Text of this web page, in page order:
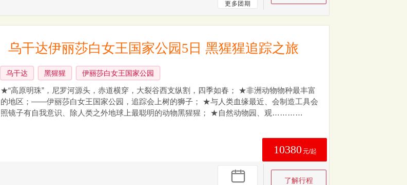
更多团期
乌干达伊丽莎白女王国家公园5日 黑猩猩追踪之旅
乌干达 黑猩猩 伊丽莎白女王国家公园
★“高原明珠”，尼罗河源头，赤道横穿，大裂谷西支纵割，四季如春； ★非洲动物物种最丰富
的地区；——伊丽莎白女王国家公园，追踪会上树的狮子； ★与人类血缘最近、会制造工具会
照镜子有自我意识、除人类之外地球上最聪明的动物黑猩猩； ★自然动物园、观…………
10380元/起
了解行程